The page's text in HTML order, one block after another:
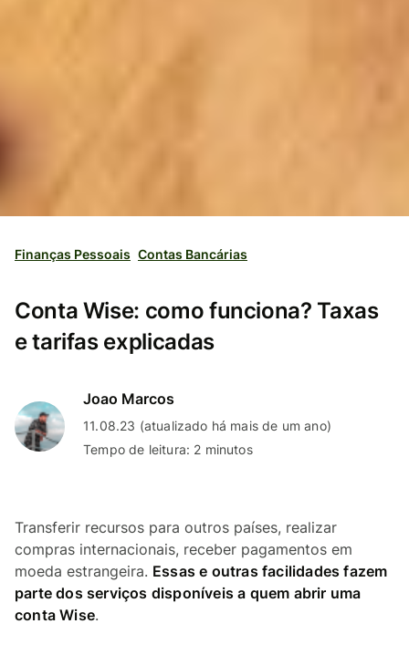
Finanças Pessoais Contas Bancárias
Conta Wise: como funciona? Taxas
e tarifas explicadas
Joao Marcos
11.08.23 (atualizado há mais de um ano)
Tempo de leitura: 2 minutos
Transferir recursos para outros países, realizar
compras internacionais, receber pagamentos em
moeda estrangeira. Essas e outras facilidades fazem
parte dos serviços disponíveis a quem abrir uma
conta Wise.